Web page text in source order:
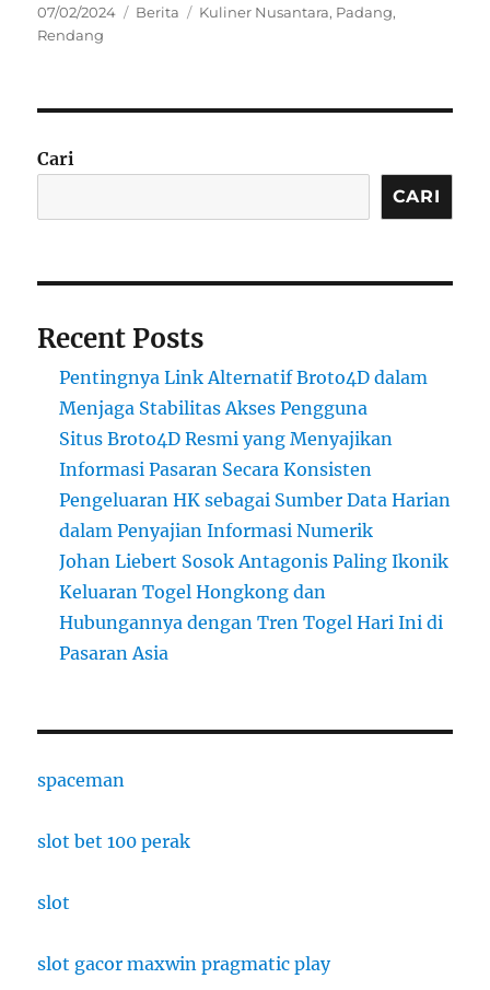
Posted
on
07/02/2024 Categories
Berita Tags
Kuliner Nusantara, Padang,
Rendang
Cari
CARI
Recent Posts
Pentingnya Link Alternatif Broto4D dalam
Menjaga Stabilitas Akses Pengguna
Situs Broto4D Resmi yang Menyajikan
Informasi Pasaran Secara Konsisten
Pengeluaran HK sebagai Sumber Data Harian
dalam Penyajian Informasi Numerik
Johan Liebert Sosok Antagonis Paling Ikonik
Keluaran Togel Hongkong dan
Hubungannya dengan Tren Togel Hari Ini di
Pasaran Asia
spaceman
slot bet 100 perak
slot
slot gacor maxwin pragmatic play